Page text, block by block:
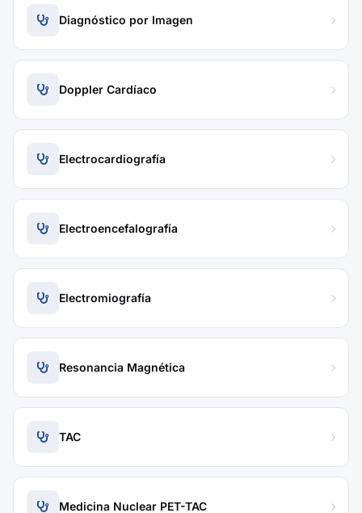
Diagnóstico por Imagen
Doppler Cardíaco
Electrocardiografía
Electroencefalografía
Electromiografía
Resonancia Magnética
TAC
Medicina Nuclear PET-TAC